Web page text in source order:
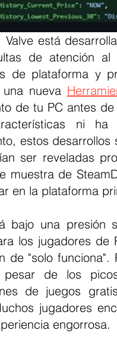
de atención al
de plataforma y
nueva
de tu PC antes
ni
estos
ser reveladas
muestra de
en la plataforma
bajo una presión
los jugadores de
de "solo
de los
de juegos
jugadores
engorrosa.